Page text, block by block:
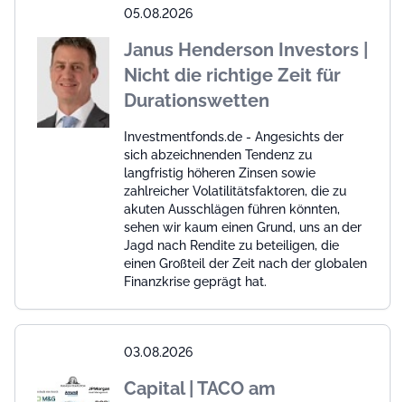
05.08.2026
Janus Henderson Investors |
Nicht die richtige Zeit für
Durationswetten
Investmentfonds.de - Angesichts der
sich abzeichnenden Tendenz zu
langfristig höheren Zinsen sowie
zahlreicher Volatilitätsfaktoren, die zu
akuten Ausschlägen führen könnten,
sehen wir kaum einen Grund, uns an der
Jagd nach Rendite zu beteiligen, die
einen Großteil der Zeit nach der globalen
Finanzkrise geprägt hat.
03.08.2026
Capital | TACO am